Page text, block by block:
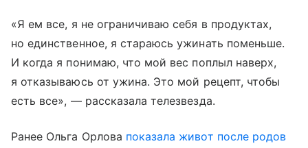
«Я ем все, я не ограничиваю себя в продуктах,
но единственное, я стараюсь ужинать поменьше.
И когда я понимаю, что мой вес поплыл наверх,
я отказываюсь от ужина. Это мой рецепт, чтобы
есть все», — рассказала телезвезда.
Ранее Ольга Орлова показала живот после родов